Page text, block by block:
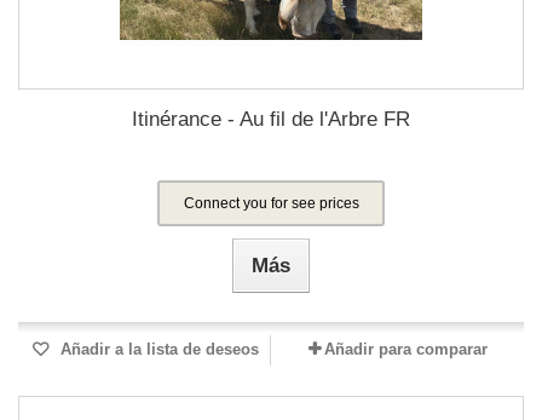
Itinérance - Au fil de l'Arbre FR
Connect you for see prices
Más
Añadir a la lista de deseos Añadir para comparar